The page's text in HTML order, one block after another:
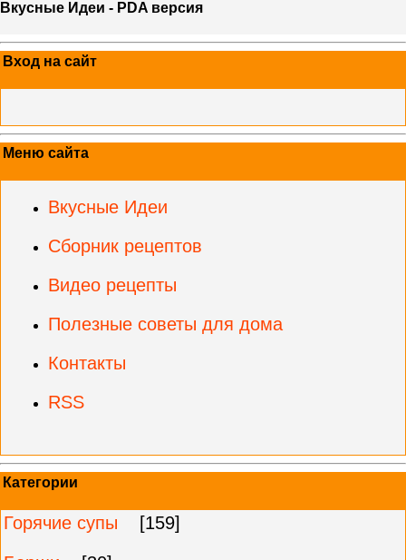
Вкусные Идеи - PDA версия
Вход на сайт
Меню сайта
Вкусные Идеи
Сборник рецептов
Видео рецепты
Полезные советы для дома
Контакты
RSS
Категории
Горячие супы
[159]